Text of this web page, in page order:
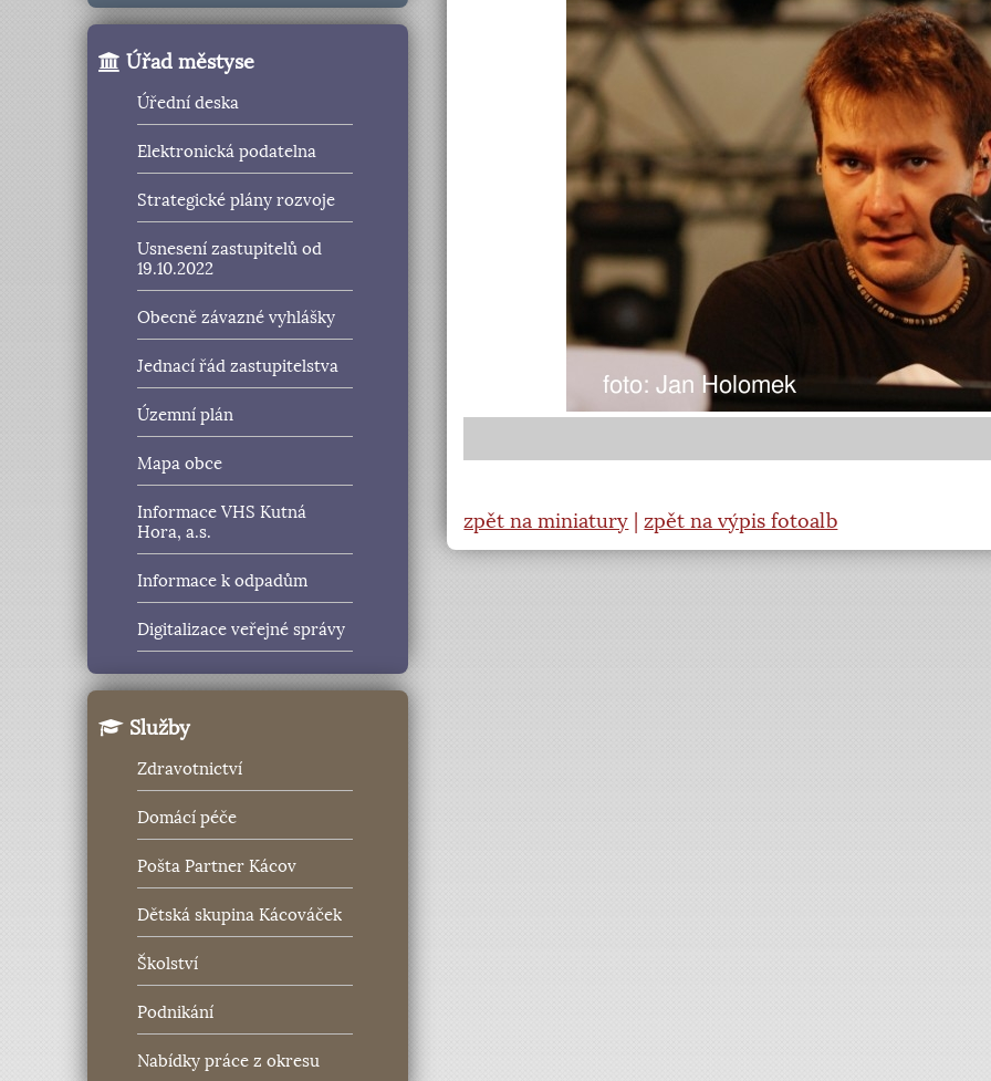
Úřad městyse
Úřední deska
Elektronická podatelna
Strategické plány rozvoje
Usnesení zastupitelů od
19.10.2022
Obecně závazné vyhlášky
Jednací řád zastupitelstva
Územní plán
Mapa obce
Informace VHS Kutná
Hora, a.s.
Informace k odpadům
Digitalizace veřejné správy
Služby
Zdravotnictví
Domácí péče
Pošta Partner Kácov
Dětská skupina Kácováček
Školství
Podnikání
Nabídky práce z okresu
zpět na miniatury |zpět na výpis fotoalb